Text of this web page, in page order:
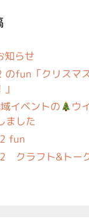
知らせ
fun「クリスマ
イベントの
ウ
ました
fun
クラフト&トー